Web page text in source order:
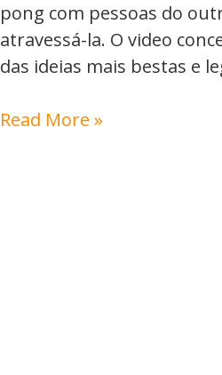
pong com pessoas do
atravessá-la. O video
das ideias mais bestas e
Read More »